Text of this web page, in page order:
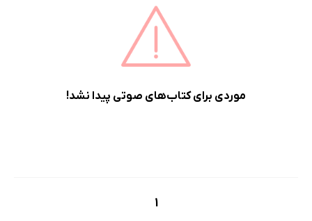
پرفروش‌ها
پربحث‌ها
موردی برای کتاب‌های صوتی پیدا نشد!
1